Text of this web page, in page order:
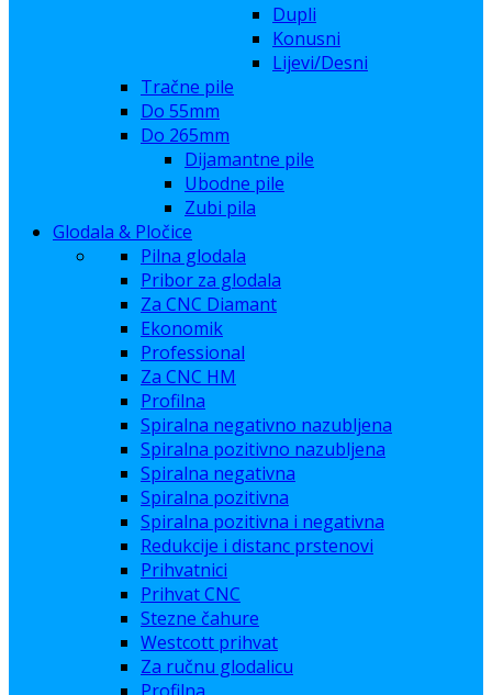
Dupli
Konusni
Lijevi/Desni
Tračne pile
Do 55mm
Do 265mm
Dijamantne pile
Ubodne pile
Zubi pila
Glodala & Pločice
Pilna glodala
Pribor za glodala
Za CNC Diamant
Ekonomik
Professional
Za CNC HM
Profilna
Spiralna negativno nazubljena
Spiralna pozitivno nazubljena
Spiralna negativna
Spiralna pozitivna
Spiralna pozitivna i negativna
Redukcije i distanc prstenovi
Prihvatnici
Prihvat CNC
Stezne čahure
Westcott prihvat
Za ručnu glodalicu